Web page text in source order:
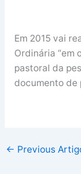
Em 2015 vai
Ordinária “em
pastoral da
documento de
← Previous